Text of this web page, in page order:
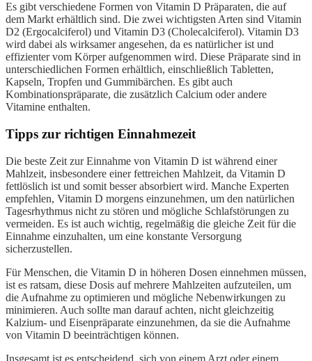
Es gibt verschiedene Formen von Vitamin D Präparaten, die auf
dem Markt erhältlich sind. Die zwei wichtigsten Arten sind Vitamin
D2 (Ergocalciferol) und Vitamin D3 (Cholecalciferol). Vitamin D3
wird dabei als wirksamer angesehen, da es natürlicher ist und
effizienter vom Körper aufgenommen wird. Diese Präparate sind in
unterschiedlichen Formen erhältlich, einschließlich Tabletten,
Kapseln, Tropfen und Gummibärchen. Es gibt auch
Kombinationspräparate, die zusätzlich Calcium oder andere
Vitamine enthalten.
Tipps zur richtigen Einnahmezeit
Die beste Zeit zur Einnahme von Vitamin D ist während einer
Mahlzeit, insbesondere einer fettreichen Mahlzeit, da Vitamin D
fettlöslich ist und somit besser absorbiert wird. Manche Experten
empfehlen, Vitamin D morgens einzunehmen, um den natürlichen
Tagesrhythmus nicht zu stören und mögliche Schlafstörungen zu
vermeiden. Es ist auch wichtig, regelmäßig die gleiche Zeit für die
Einnahme einzuhalten, um eine konstante Versorgung
sicherzustellen.
Für Menschen, die Vitamin D in höheren Dosen einnehmen müssen,
ist es ratsam, diese Dosis auf mehrere Mahlzeiten aufzuteilen, um
die Aufnahme zu optimieren und mögliche Nebenwirkungen zu
minimieren. Auch sollte man darauf achten, nicht gleichzeitig
Kalzium- und Eisenpräparate einzunehmen, da sie die Aufnahme
von Vitamin D beeinträchtigen können.
Insgesamt ist es entscheidend, sich von einem Arzt oder einem